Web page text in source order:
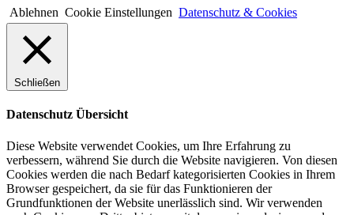
Ablehnen Cookie Einstellungen Datenschutz & Cookies
Schließen
Datenschutz Übersicht
Diese Website verwendet Cookies, um Ihre Erfahrung zu
verbessern, während Sie durch die Website navigieren. Von diesen
Cookies werden die nach Bedarf kategorisierten Cookies in Ihrem
Browser gespeichert, da sie für das Funktionieren der
Grundfunktionen der Website unerlässlich sind. Wir verwenden